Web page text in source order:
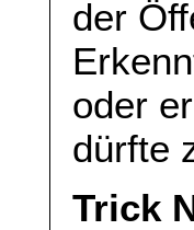
der
oder
dürfte
Trick